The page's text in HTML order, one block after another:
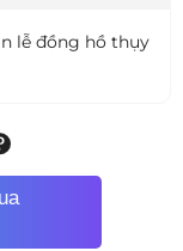
lễ đồng hồ thụy